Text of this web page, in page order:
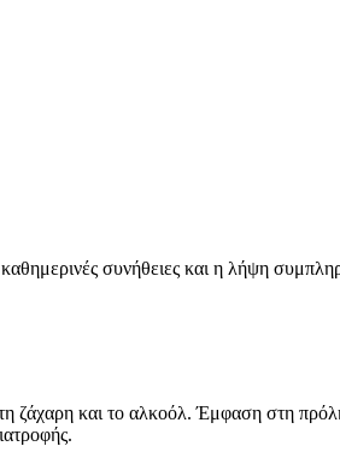
συνήθειες και η λήψη
τη ζάχαρη και το αλκοόλ. Έμφαση στη